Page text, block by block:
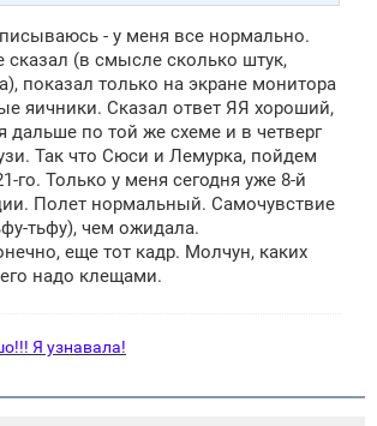
- у меня все нормально.
сказал (в смысле сколько штук,
показал только на экране монитора
яичники. Сказал ответ ЯЯ хороший,
дальше по той же схеме и в четверг
Так что Сюси и Лемурка, пойдем
го. Только у меня сегодня уже 8-й
Полет нормальный. Самочувствие
тьфу), чем ожидала.
еще тот кадр. Молчун, каких
надо клещами.
Я узнавала!